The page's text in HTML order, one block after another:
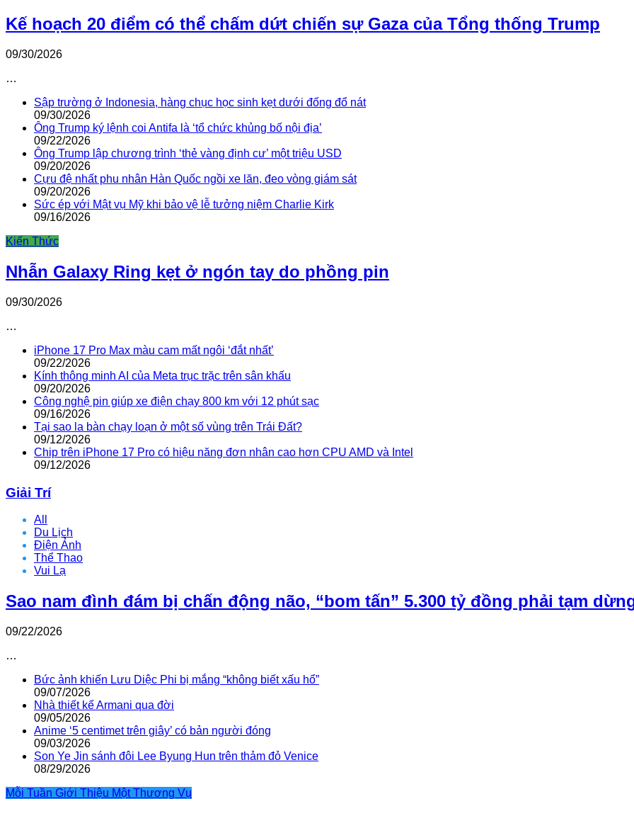
Kế hoạch 20 điểm có thể chấm dứt chiến sự Gaza của Tổng thống Trump
09/30/2026
…
Sập trường ở Indonesia, hàng chục học sinh kẹt dưới đống đổ nát
09/30/2026
Ông Trump ký lệnh coi Antifa là ‘tổ chức khủng bố nội địa’
09/22/2026
Ông Trump lập chương trình ‘thẻ vàng định cư’ một triệu USD
09/20/2026
Cựu đệ nhất phu nhân Hàn Quốc ngồi xe lăn, đeo vòng giám sát
09/20/2026
Sức ép với Mật vụ Mỹ khi bảo vệ lễ tưởng niệm Charlie Kirk
09/16/2026
Kiến Thức
Nhẫn Galaxy Ring kẹt ở ngón tay do phồng pin
09/30/2026
…
iPhone 17 Pro Max màu cam mất ngôi ‘đắt nhất’
09/22/2026
Kính thông minh AI của Meta trục trặc trên sân khấu
09/20/2026
Công nghệ pin giúp xe điện chạy 800 km với 12 phút sạc
09/16/2026
Tại sao la bàn chạy loạn ở một số vùng trên Trái Đất?
09/12/2026
Chip trên iPhone 17 Pro có hiệu năng đơn nhân cao hơn CPU AMD và Intel
09/12/2026
Giải Trí
All
Du Lịch
Điện Ảnh
Thể Thao
Vui Lạ
Sao nam đình đám bị chấn động não, “bom tấn” 5.300 tỷ đồng phải tạm
09/22/2026
…
Bức ảnh khiến Lưu Diệc Phi bị mắng “không biết xấu hổ”
09/07/2026
Nhà thiết kế Armani qua đời
09/05/2026
Anime ‘5 centimet trên giây’ có bản người đóng
09/03/2026
Son Ye Jin sánh đôi Lee Byung Hun trên thảm đỏ Venice
08/29/2026
Mỗi Tuần Giới Thiệu Một Thương Vụ